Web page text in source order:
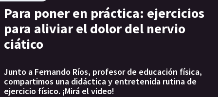
Para poner en práctica: ejercicios
para aliviar el dolor del nervio
ciático
Junto a Fernando Ríos, profesor de educación física,
compartimos una didáctica y entretenida rutina de
ejercicio físico. ¡Mirá el video!